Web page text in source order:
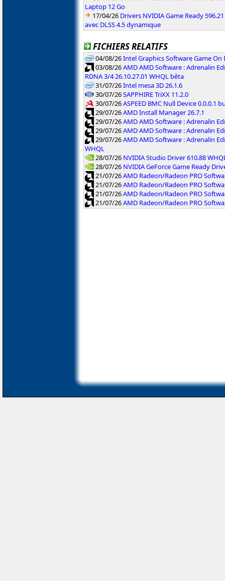
Laptop 12 Go
17/04/26 Drivers NVIDIA Game Ready
avec DLSS 4.5 dynamique
FICHIERS RELATIFS
04/08/26Intel Graphics Software Game On
03/08/26AMD AMD Software : Adrenalin
RDNA 3/4 26.10.27.01 WHQL bêta
31/07/26Intel mesa 3D 26.1.6
30/07/26SAPPHIRE TriXX 11.2.0
30/07/26ASPEED BMC Null Device 0.0.0.1
29/07/26AMD Install Manager 26.7.1
29/07/26AMD AMD Software : Adrenalin
29/07/26AMD AMD Software : Adrenalin
29/07/26AMD AMD Software : Adrenalin
WHQL
28/07/26 NVIDIA Studio Driver 610.88
28/07/26 NVIDIA GeForce Game Ready
21/07/26AMD Radeon/Radeon PRO
21/07/26AMD Radeon/Radeon PRO
21/07/26AMD Radeon/Radeon PRO
21/07/26AMD Radeon/Radeon PRO